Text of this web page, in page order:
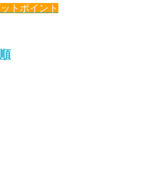
ットポイント